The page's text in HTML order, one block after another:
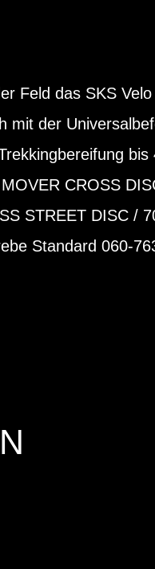
Feld das SKS Velo
mit der
bis
CROSS
STREET DISC /
Standard 060-